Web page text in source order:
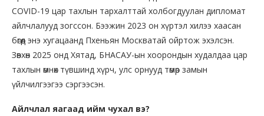
COVID-19 цар тахлын тархалттай холбогдуулан дипломат
айлчлалууд зогссон. Бээжин 2023 он хүртэл хилээ хаасан
бөгөөд энэ хугацаанд Пхеньян Москватай ойртож эхэлсэн.
Зөвхөн 2025 онд Хятад, БНАСАУ-ын хоорондын худалдаа цар
тахлын өмнөх түвшинд хүрч, улс орнууд төмөр замын
үйлчилгээгээ сэргээсэн.
Айлчлал яагаад ийм чухал вэ?